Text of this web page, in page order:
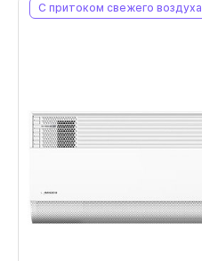
С притоком свежего воздуха